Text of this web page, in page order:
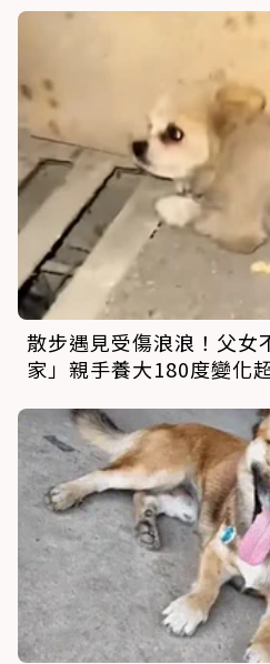
散步遇見受傷浪浪！父女
家」親手養大180度變化